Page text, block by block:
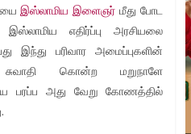
இஸ்லாமிய இளைஞர் மீது போட
எதிர்ப்பு அரசியலை
இந்து பரிவார அமைப்புகளின்
கொன்ற மறுநாளே
அது வேறு கோணத்தில்